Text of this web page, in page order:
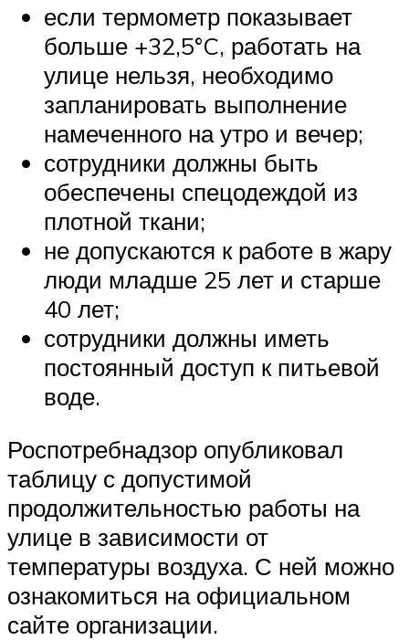
если термометр показывает
больше +32,5°C, работать на
улице нельзя, необходимо
запланировать выполнение
намеченного на утро и вечер;
сотрудники должны быть
обеспечены спецодеждой из
плотной ткани;
не допускаются к работе в жару
люди младше 25 лет и старше
40 лет;
сотрудники должны иметь
постоянный доступ к питьевой
воде.
Роспотребнадзор опубликовал
таблицу с допустимой
продолжительностью работы на
улице в зависимости от
температуры воздуха. С ней можно
ознакомиться на официальном
сайте организации.